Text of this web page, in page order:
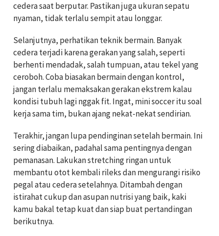
cedera saat berputar. Pastikan juga ukuran sepatu
nyaman, tidak terlalu sempit atau longgar.
Selanjutnya, perhatikan teknik bermain. Banyak
cedera terjadi karena gerakan yang salah, seperti
berhenti mendadak, salah tumpuan, atau tekel yang
ceroboh. Coba biasakan bermain dengan kontrol,
jangan terlalu memaksakan gerakan ekstrem kalau
kondisi tubuh lagi nggak fit. Ingat, mini soccer itu soal
kerja sama tim, bukan ajang nekat-nekat sendirian.
Terakhir, jangan lupa pendinginan setelah bermain. Ini
sering diabaikan, padahal sama pentingnya dengan
pemanasan. Lakukan stretching ringan untuk
membantu otot kembali rileks dan mengurangi risiko
pegal atau cedera setelahnya. Ditambah dengan
istirahat cukup dan asupan nutrisi yang baik, kaki
kamu bakal tetap kuat dan siap buat pertandingan
berikutnya.